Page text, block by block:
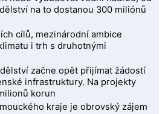
na to dostanou 300 miliónů
cílů, mezinárodní ambice
i trh s druhotnými
začne opět přijímat žádostí
infrastruktury. Na projekty
korun
kraje je obrovský zájem